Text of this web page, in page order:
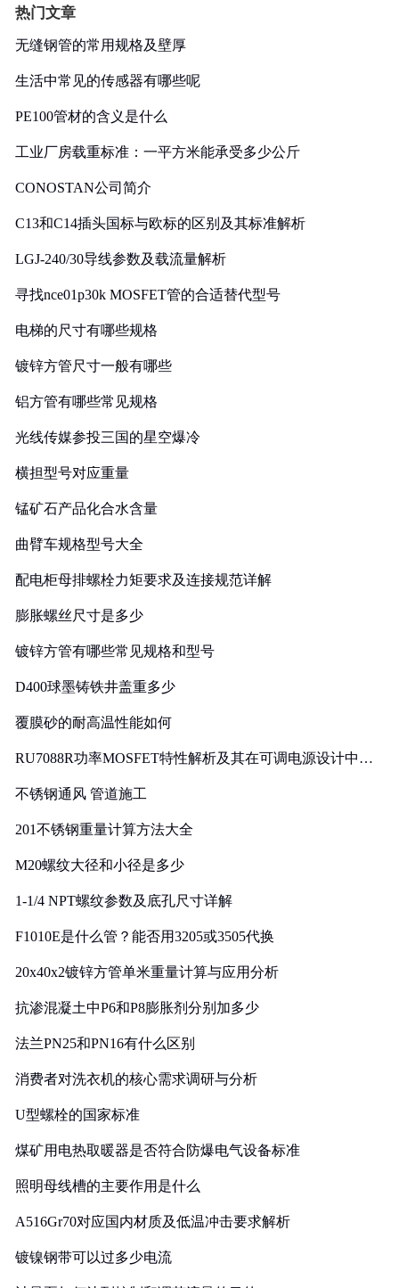
热门文章
无缝钢管的常用规格及壁厚
生活中常见的传感器有哪些呢
PE100管材的含义是什么
工业厂房载重标准：一平方米能承受多少公斤
CONOSTAN公司简介
C13和C14插头国标与欧标的区别及其标准解析
LGJ-240/30导线参数及载流量解析
寻找nce01p30k MOSFET管的合适替代型号
电梯的尺寸有哪些规格
镀锌方管尺寸一般有哪些
铝方管有哪些常见规格
光线传媒参投三国的星空爆冷
横担型号对应重量
锰矿石产品化合水含量
曲臂车规格型号大全
配电柜母排螺栓力矩要求及连接规范详解
膨胀螺丝尺寸是多少
镀锌方管有哪些常见规格和型号
D400球墨铸铁井盖重多少
覆膜砂的耐高温性能如何
RU7088R功率MOSFET特性解析及其在可调电源设计中的
不锈钢通风 管道施工
201不锈钢重量计算方法大全
M20螺纹大径和小径是多少
1-1/4 NPT螺纹参数及底孔尺寸详解
F1010E是什么管？能否用3205或3505代换
20x40x2镀锌方管单米重量计算与应用分析
抗渗混凝土中P6和P8膨胀剂分别加多少
法兰PN25和PN16有什么区别
消费者对洗衣机的核心需求调研与分析
U型螺栓的国家标准
煤矿用电热取暖器是否符合防爆电气设备标准
照明母线槽的主要作用是什么
A516Gr70对应国内材质及低温冲击要求解析
镀镍钢带可以过多少电流